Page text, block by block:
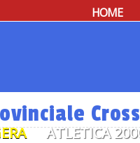
HOME
ATLETICA